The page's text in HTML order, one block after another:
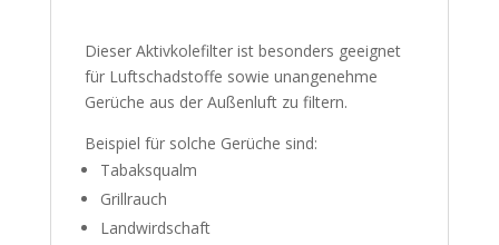
Dieser Aktivkolefilter ist besonders geeignet
für Luftschadstoffe sowie unangenehme
Gerüche aus der Außenluft zu filtern.
Beispiel für solche Gerüche sind:
Tabaksqualm
Grillrauch
Landwirdschaft